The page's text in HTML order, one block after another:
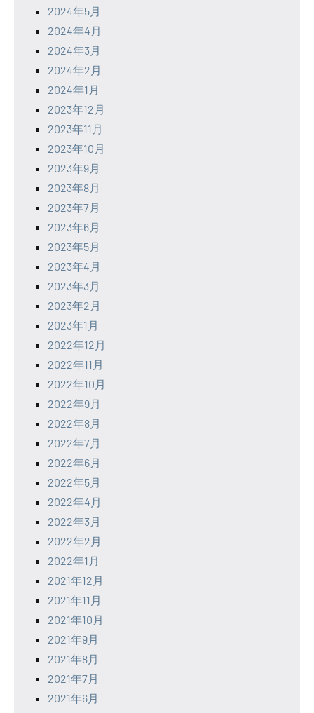
2024年5月
2024年4月
2024年3月
2024年2月
2024年1月
2023年12月
2023年11月
2023年10月
2023年9月
2023年8月
2023年7月
2023年6月
2023年5月
2023年4月
2023年3月
2023年2月
2023年1月
2022年12月
2022年11月
2022年10月
2022年9月
2022年8月
2022年7月
2022年6月
2022年5月
2022年4月
2022年3月
2022年2月
2022年1月
2021年12月
2021年11月
2021年10月
2021年9月
2021年8月
2021年7月
2021年6月